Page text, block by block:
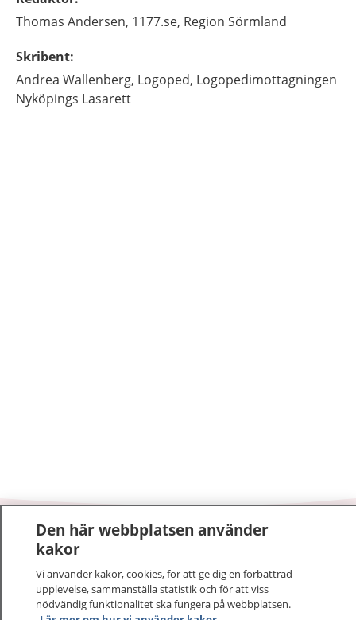
Thomas Andersen, 1177.se, Region Sörmland
Skribent:
Andrea Wallenberg, Logoped, Logopedimottagningen
Nyköpings Lasarett
1177–tryggt om din hälsa och vård
På 1177.se får du råd om hälsa och information om
sjukdomar och vilka mottagningar du kan kontakta.
Den här webbplatsen använder
kakor
Vi använder kakor, cookies, för att ge dig en förbättrad
upplevelse, sammanställa statistik och för att viss
nödvändig funktionalitet ska fungera på webbplatsen.